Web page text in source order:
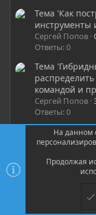
Тема 'Как
инструменты
Сергей Попов
Ответы: 0
Тема
командой и
Сергей Попов
Ответы: 0
Тема 'Как
покрытие,
Сергей Попов
Тема '60 000
На данном
Продолжая